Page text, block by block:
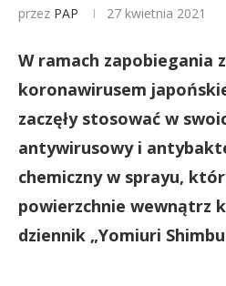
przez PAP 27 kwietnia 2021
W ramach zapobiegania
koronawirusem
zaczęły stosować w
antywirusowy i
chemiczny w sprayu,
powierzchnie wewnątrz
dziennik „Yomiuri